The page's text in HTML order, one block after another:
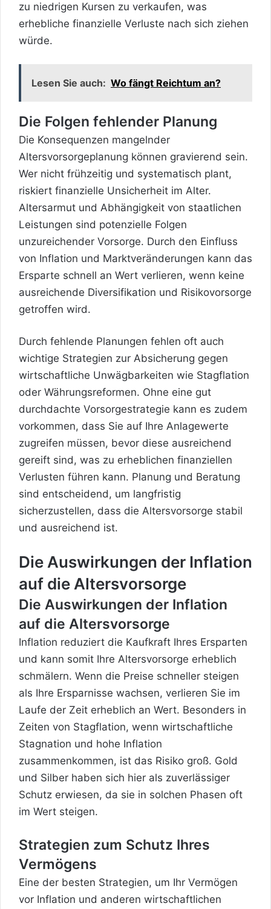
zu niedrigen Kursen zu verkaufen, was
erhebliche finanzielle Verluste nach sich ziehen
würde.
Lesen Sie auch: Wo fängt Reichtum an?
Die Folgen fehlender Planung
Die Konsequenzen mangelnder
Altersvorsorgeplanung können gravierend sein.
Wer nicht frühzeitig und systematisch plant,
riskiert finanzielle Unsicherheit im Alter.
Altersarmut und Abhängigkeit von staatlichen
Leistungen sind potenzielle Folgen
unzureichender Vorsorge. Durch den Einfluss
von Inflation und Marktveränderungen kann das
Ersparte schnell an Wert verlieren, wenn keine
ausreichende Diversifikation und Risikovorsorge
getroffen wird.
Durch fehlende Planungen fehlen oft auch
wichtige Strategien zur Absicherung gegen
wirtschaftliche Unwägbarkeiten wie Stagflation
oder Währungsreformen. Ohne eine gut
durchdachte Vorsorgestra­te­gie kann es zudem
vorkommen, dass Sie auf Ihre Anlagewerte
zugreifen müssen, bevor diese ausreichend
gereift sind, was zu erheblichen finanziellen
Verlusten führen kann. Planung und Beratung
sind entscheidend, um langfristig
sicherzustellen, dass die Altersvorsorge stabil
und ausreichend ist.
Die Auswirkungen der Inflation
auf die Altersvorsorge
Die Auswirkungen der Inflation
auf die Altersvorsorge
Inflation reduziert die Kaufkraft Ihres Ersparten
und kann somit Ihre Altersvorsorge erheblich
schmälern. Wenn die Preise schneller steigen
als Ihre Ersparnisse wachsen, verlieren Sie im
Laufe der Zeit erheblich an Wert. Besonders in
Zeiten von Stagflation, wenn wirtschaftliche
Stagnation und hohe Inflation
zusammenkommen, ist das Risiko groß. Gold
und Silber haben sich hier als zuverlässiger
Schutz erwiesen, da sie in solchen Phasen oft
im Wert steigen.
Strategien zum Schutz Ihres
Vermögens
Eine der besten Strategien, um Ihr Vermögen
vor Inflation und anderen wirtschaftlichen